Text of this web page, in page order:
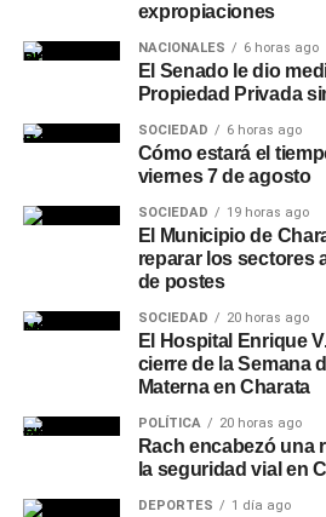
expropiaciones
NACIONALES 6 horas ago
El Senado le dio
Propiedad Privada
SOCIEDAD 6 horas ago
Cómo estará el
viernes 7 de agosto
SOCIEDAD 19 horas ago
El Municipio de
reparar los sectores
de postes
SOCIEDAD 20 horas ago
El Hospital Enrique
cierre de la Semana
Materna en Charata
POLÍTICA 20 horas ago
Rach encabezó una
la seguridad vial en
DEPORTES 1 día ago